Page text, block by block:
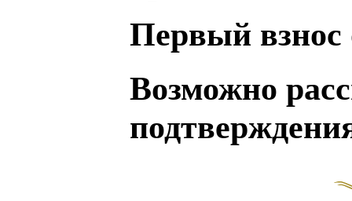
Первый взнос
Возможно